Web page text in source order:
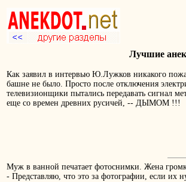
Лучшие
Как заявил в интервью Ю.Лужков никакого
башне не было. Просто после отключения
телевизионщики пытались передавать сигнал
еще со времен древних русичей, -- ДЫМОМ !!!
Муж в ванной печатает фотоснимки. Жена
- Представляю, что это за фотографии, если их